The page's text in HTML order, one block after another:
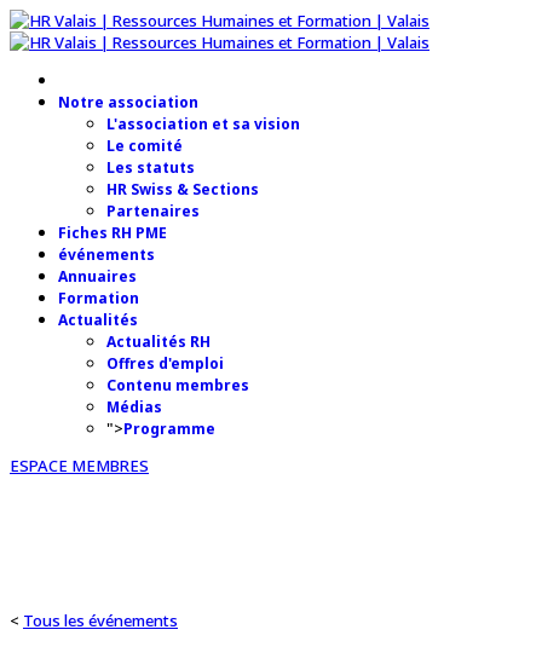
Notre association
L'association et sa vision
Le comité
Les statuts
HR Swiss & Sections
Partenaires
Fiches RH PME
événements
Annuaires
Formation
Actualités
Actualités RH
Offres d'emploi
Contenu membres
Médias
">Programme
ESPACE MEMBRES
< Tous les événements